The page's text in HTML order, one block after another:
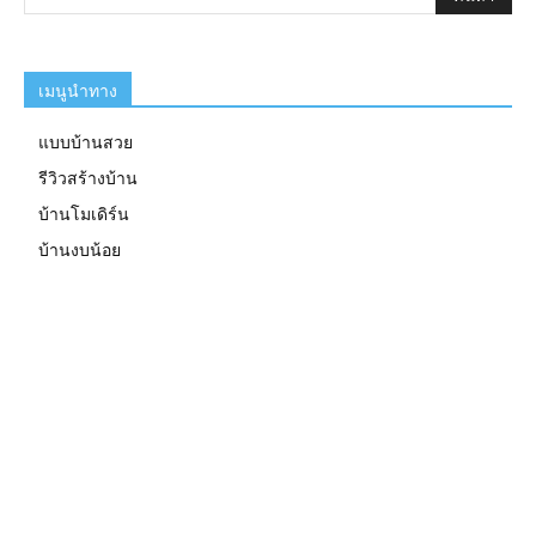
เมนูนำทาง
แบบบ้านสวย
รีวิวสร้างบ้าน
บ้านโมเดิร์น
บ้านงบน้อย